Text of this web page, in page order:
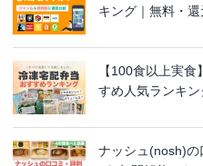
キング｜無料・
【100食以上実
すめ人気ランキ
ナッシュ(nosh)の